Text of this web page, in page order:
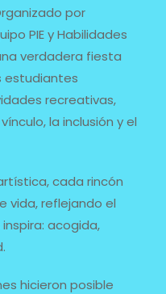
por
PIE y Habilidades
verdadera fiesta
estudiantes
recreativas,
la inclusión y el
cada rincón
vida, reflejando el
acogida,
hicieron posible